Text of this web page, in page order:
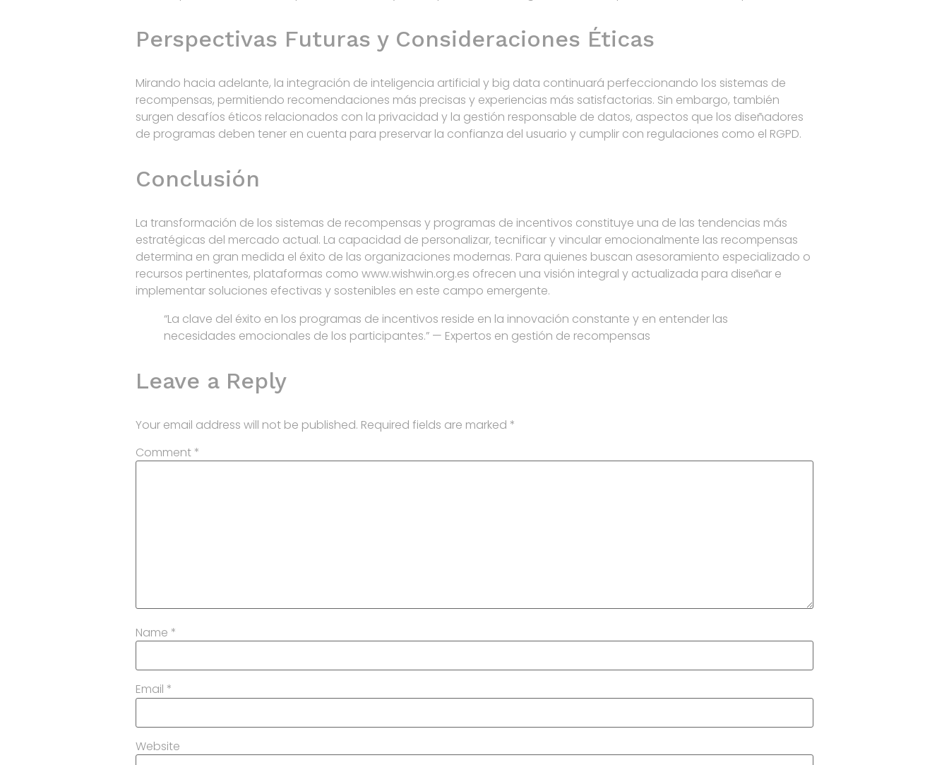
Perspectivas Futuras y Consideraciones Éticas
Mirando hacia adelante, la integración de inteligencia artificial y big data continuará perfeccionando los sistemas de
recompensas, permitiendo recomendaciones más precisas y experiencias más satisfactorias. Sin embargo, también
surgen desafíos éticos relacionados con la privacidad y la gestión responsable de datos, aspectos que los diseñadores
de programas deben tener en cuenta para preservar la confianza del usuario y cumplir con regulaciones como el RGPD.
Conclusión
La transformación de los sistemas de recompensas y programas de incentivos constituye una de las tendencias más
estratégicas del mercado actual. La capacidad de personalizar, tecnificar y vincular emocionalmente las recompensas
determina en gran medida el éxito de las organizaciones modernas. Para quienes buscan asesoramiento especializado o
recursos pertinentes, plataformas como www.wishwin.org.es ofrecen una visión integral y actualizada para diseñar e
implementar soluciones efectivas y sostenibles en este campo emergente.
“La clave del éxito en los programas de incentivos reside en la innovación constante y en entender las
necesidades emocionales de los participantes.” — Expertos en gestión de recompensas
Leave a Reply
Your email address will not be published. Required fields are marked *
Comment *
Name *
Email *
Website